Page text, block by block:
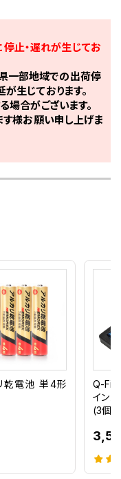
止・遅れが生じてお
一部地域での出荷停
生じております。
場合がございます。
す様お願い申し上げま
乾電池 単4形
Q-Fit
インパ
(3個